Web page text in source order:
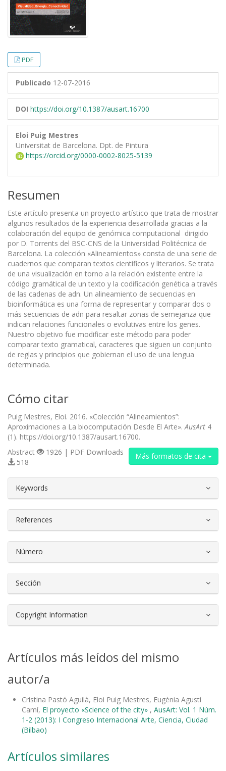
PDF
Publicado 12-07-2016
DOI https://doi.org/10.1387/ausart.16700
Eloi Puig Mestres
Universitat de Barcelona. Dpt. de Pintura
https://orcid.org/0000-0002-8025-5139
Resumen
Este artículo presenta un proyecto artístico que trata de mostrar
algunos resultados de la experiencia desarrollada gracias a la
colaboración del equipo de genómica computacional dirigido
por D. Torrents del BSC-CNS de la Universidad Politécnica de
Barcelona. La colección «Alineamientos» consta de una serie de
cuadernos que comparan textos científicos y literarios. Se trata
de una visualización en torno a la relación existente entre la
código gramátical de un texto y la codificación genética a través
de las cadenas de adn. Un alineamiento de secuencias en
bioinformática es una forma de representar y comparar dos o
más secuencias de adn para resaltar zonas de semejanza que
indican relaciones funcionales o evolutivas entre los genes.
Nuestro objetivo fue modificar este método para poder
comparar texto gramatical, caracteres que siguen un conjunto
de reglas y principios que gobiernan el uso de una lengua
determinada.
Cómo citar
Puig Mestres, Eloi. 2016. «Colección “Alineamientos”:
Aproximaciones a La biocomputación Desde El Arte». AusArt 4
(1). https://doi.org/10.1387/ausart.16700.
Más formatos de cita
Abstract
1926 | PDF Downloads
518
Keywords
References
Número
Sección
Copyright Information
Artículos más leídos del mismo
autor/a
Cristina Pastó Aguilà, Eloi Puig Mestres, Eugènia Agustí
Camí, El proyecto «Science of the city» , AusArt: Vol. 1 Núm.
1-2 (2013): I Congreso Internacional Arte, Ciencia, Ciudad
(Bilbao)
Artículos similares